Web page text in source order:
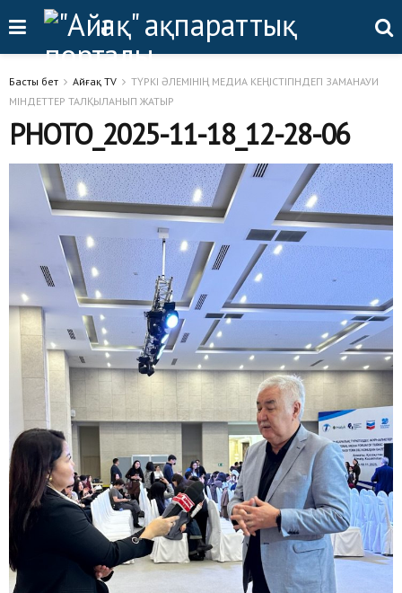
Басты бет Айғақ TV
ТҮРКІ ӘЛЕМІНІҢ МЕДИА КЕҢІСТІГІНДЕГІ ЗАМАНАУИ
МІНДЕТТЕР ТАЛҚЫЛАНЫП ЖАТЫР
PHOTO_2025-11-18_12-28-06